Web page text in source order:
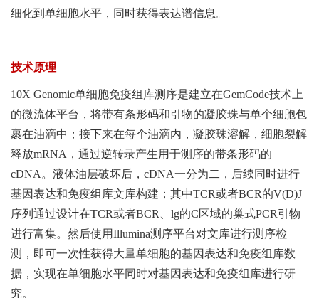
细化到单细胞水平，同时获得表达谱信息。
技术原理
10X Genomic单细胞免疫组库测序是建立在GemCode技术上
的微流体平台，将带有条形码和引物的凝胶珠与单个细胞包
裹在油滴中；接下来在每个油滴内，凝胶珠溶解，细胞裂解
释放mRNA，通过逆转录产生用于测序的带条形码的
cDNA。液体油层破坏后，cDNA一分为二，后续同时进行
基因表达和免疫组库文库构建；其中TCR或者BCR的V(D)J
序列通过设计在TCR或者BCR、lg的C区域的巢式PCR引物
进行富集。然后使用Illumina测序平台对文库进行测序检
测，即可一次性获得大量单细胞的基因表达和免疫组库数
据，实现在单细胞水平同时对基因表达和免疫组库进行研
究。